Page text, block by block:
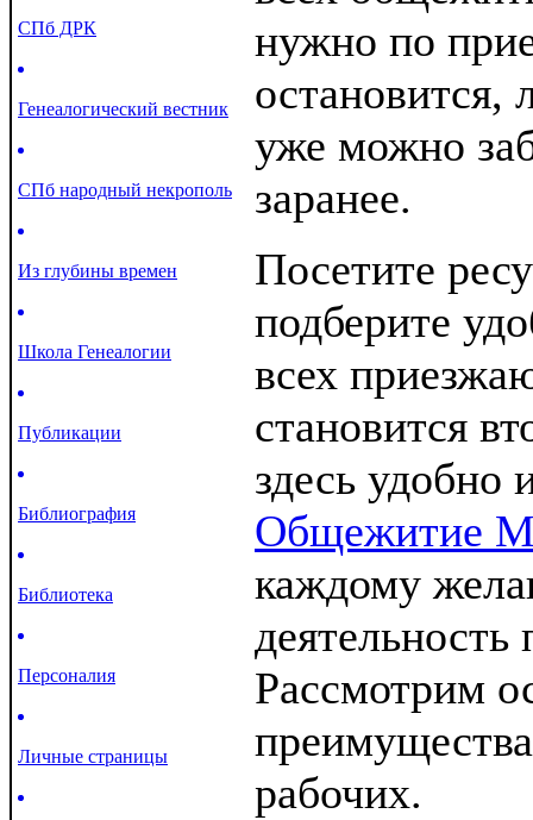
СПб ДРК
Генеалогический вестник
СПб народный некрополь
Из глубины времен
Школа Генеалогии
Публикации
Библиография
Библиотека
Персоналия
Личные страницы
нужно по
уже можно
заранее.
Посетите
подберите
всех
становится
здесь удобно
Общежитие
каждому
деятельность
Рассмотрим
рабочих.